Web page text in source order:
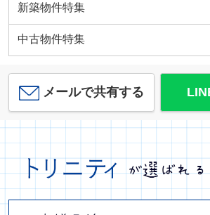
新築物件特集
中古物件特集
メールで共有する